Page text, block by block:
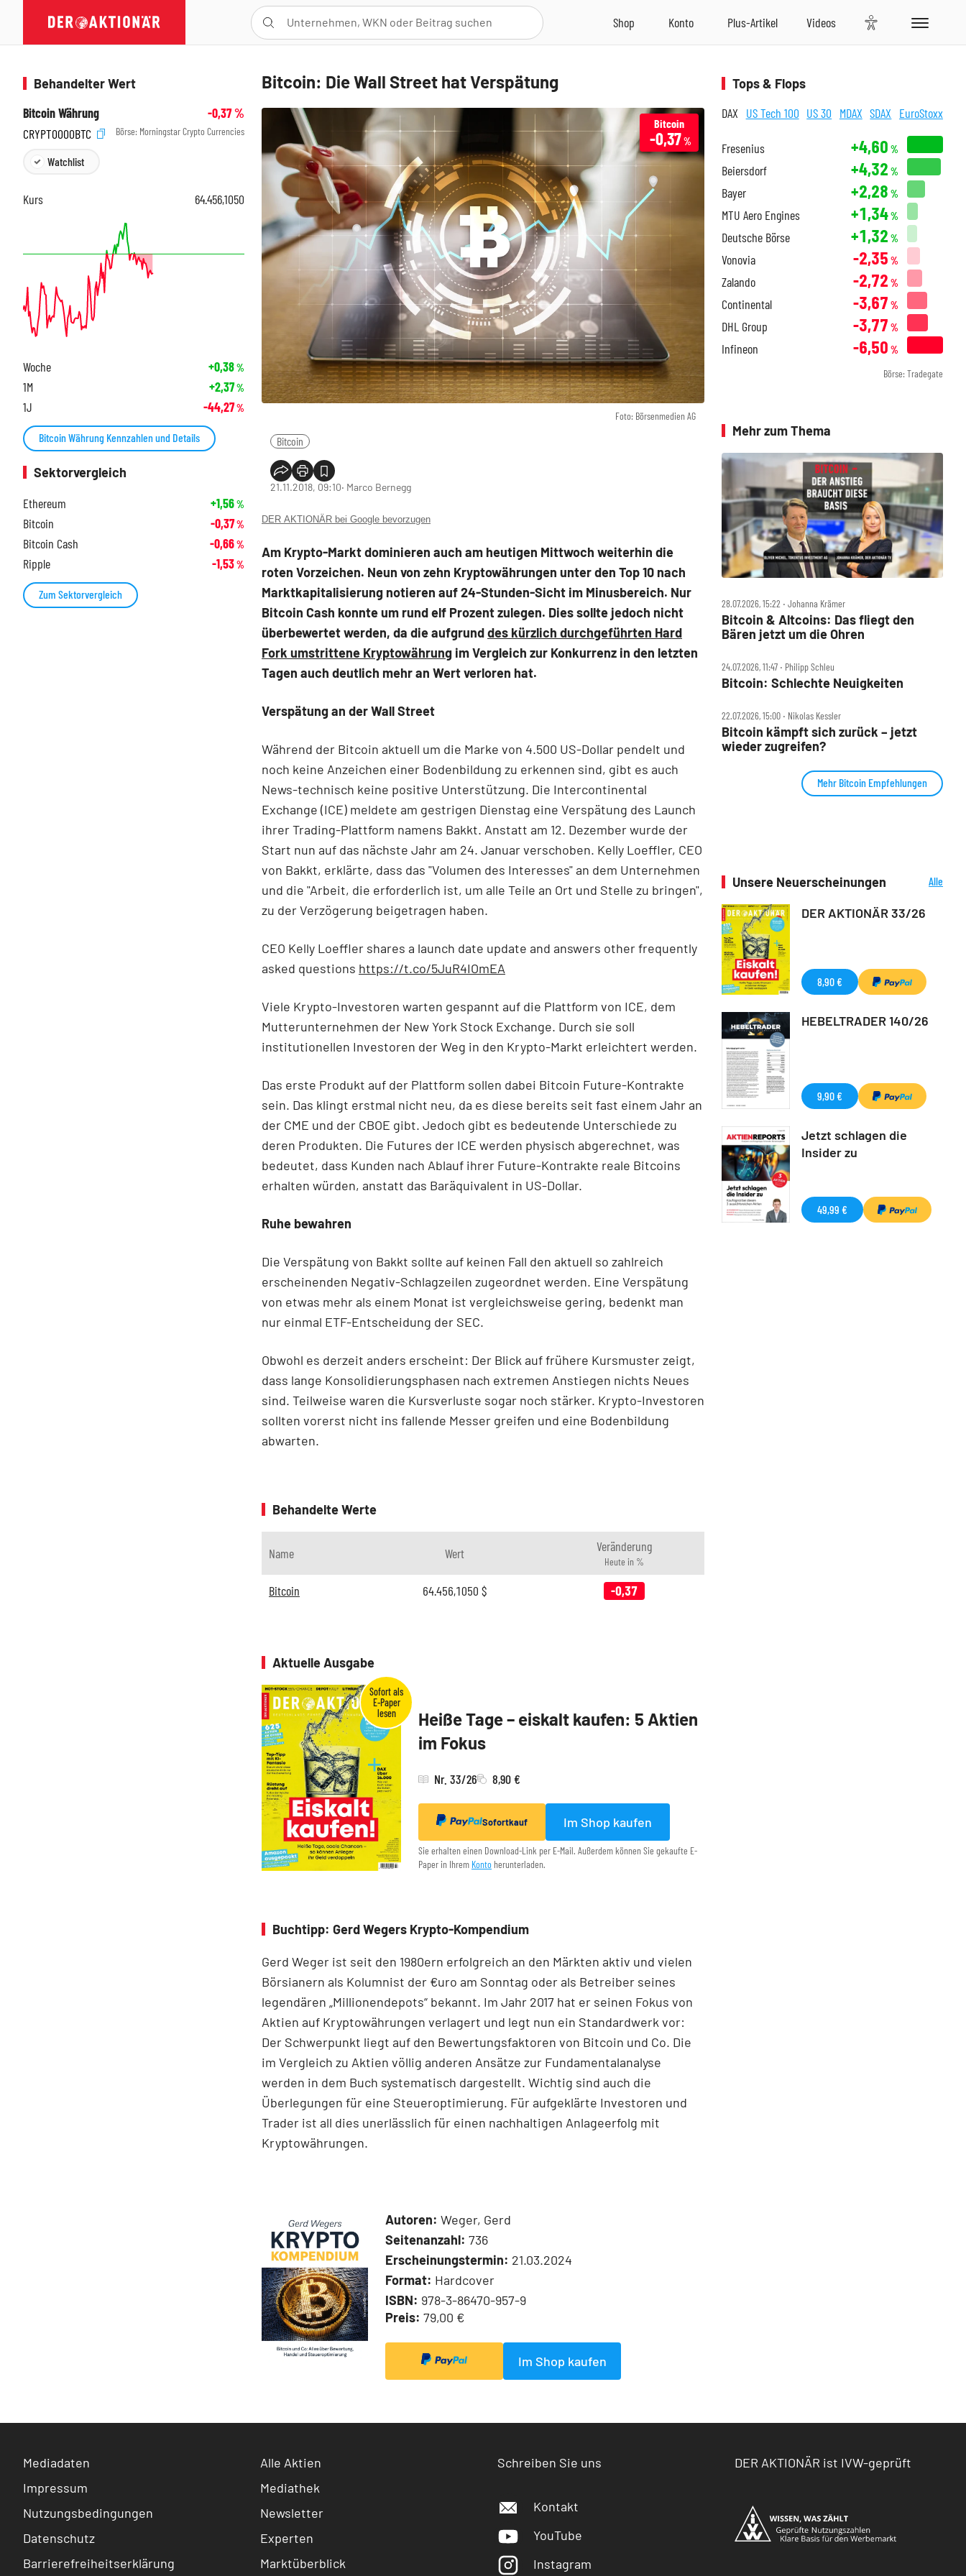
Bitcoin: Die Wall Street hat Verspätung
Foto: Börsenmedien AG
Bitcoin
-0,37%
Bitcoin
21.11.2018, 09:10‧ Marco Bernegg
DER AKTIONÄR bei Google bevorzugen
Am Krypto-Markt dominieren auch am heutigen Mittwoch weiterhin die
roten Vorzeichen. Neun von zehn Kryptowährungen unter den Top 10 nach
Marktkapitalisierung notieren auf 24-Stunden-Sicht im Minusbereich. Nur
Bitcoin Cash konnte um rund elf Prozent zulegen. Dies sollte jedoch nicht
überbewertet werden, da die aufgrunddes kürzlich durchgeführten Hard
Fork umstrittene Kryptowährung im Vergleich zur Konkurrenz in den letzten
Tagen auch deutlich mehr an Wert verloren hat.
Verspätung an der Wall Street
Während der Bitcoin aktuell um die Marke von 4.500 US-Dollar pendelt und
noch keine Anzeichen einer Bodenbildung zu erkennen sind, gibt es auch
News-technisch keine positive Unterstützung. Die Intercontinental
Exchange (ICE) meldete am gestrigen Dienstag eine Verspätung des Launch
ihrer Trading-Plattform namens Bakkt. Anstatt am 12. Dezember wurde der
Start nun auf das nächste Jahr am 24. Januar verschoben. Kelly Loeffler, CEO
von Bakkt, erklärte, dass das "Volumen des Interesses" an dem Unternehmen
und die "Arbeit, die erforderlich ist, um alle Teile an Ort und Stelle zu bringen",
zu der Verzögerung beigetragen haben.
CEO Kelly Loeffler shares a launch date update and answers other frequently
asked questions https://t.co/5JuR4IOmEA
Viele Krypto-Investoren warten gespannt auf die Plattform von ICE, dem
Mutterunternehmen der New York Stock Exchange. Durch sie soll
institutionellen Investoren der Weg in den Krypto-Markt erleichtert werden.
Das erste Produkt auf der Plattform sollen dabei Bitcoin Future-Kontrakte
sein. Das klingt erstmal nicht neu, da es diese bereits seit fast einem Jahr an
der CME und der CBOE gibt. Jedoch gibt es bedeutende Unterschiede zu
deren Produkten. Die Futures der ICE werden physisch abgerechnet, was
bedeutet, dass Kunden nach Ablauf ihrer Future-Kontrakte reale Bitcoins
erhalten würden, anstatt das Baräquivalent in US-Dollar.
Ruhe bewahren
Die Verspätung von Bakkt sollte auf keinen Fall den aktuell so zahlreich
erscheinenden Negativ-Schlagzeilen zugeordnet werden. Eine Verspätung
von etwas mehr als einem Monat ist vergleichsweise gering, bedenkt man
nur einmal ETF-Entscheidung der SEC.
Obwohl es derzeit anders erscheint: Der Blick auf frühere Kursmuster zeigt,
dass lange Konsolidierungsphasen nach extremen Anstiegen nichts Neues
sind. Teilweise waren die Kursverluste sogar noch stärker. Krypto-Investoren
sollten vorerst nicht ins fallende Messer greifen und eine Bodenbildung
abwarten.
Behandelte Werte
Name Wert Veränderung
Heute in %
Bitcoin 64.456,1050 $ -0,37
Aktuelle Ausgabe
Heiße Tage – eiskalt kaufen: 5 Aktien
im Fokus
Nr. 33/26 8,90 €
Sofortkauf Im Shop kaufen
Sie erhalten einen Download-Link per E-Mail. Außerdem können Sie gekaufte E-
Paper in Ihrem Konto herunterladen.
Buchtipp: Gerd Wegers Krypto-Kompendium
Gerd Weger ist seit den 1980ern erfolgreich an den Märkten aktiv und vielen
Börsianern als Kolumnist der €uro am Sonntag oder als Betreiber seines
legendären „Millionen­depots“ bekannt. Im Jahr 2017 hat er seinen Fokus von
Aktien auf Kryptowährungen verlagert und legt nun ein Standardwerk vor:
Der Schwerpunkt liegt auf den Bewertungsfaktoren von Bitcoin und Co. Die
im Ver­gleich zu Aktien völlig anderen Ansätze zur Fundamentalanalyse
werden in dem Buch systematisch dargestellt. Wichtig sind auch die
Überlegungen für eine Steueroptimierung. Für aufgeklärte Investoren und
Trader ist all dies unerlässlich für einen nachhaltigen Anlageerfolg mit
Kryptowährungen.
Autoren: Weger, Gerd
Seitenanzahl: 736
Erscheinungstermin: 21.03.2024
Format: Hardcover
ISBN: 978-3-86470-957-9
Preis: 79,00 €
Im Shop kaufen
Behandelter Wert
Bitcoin Währung
-0,37%
CRYPT0000BTC
Börse: Morningstar Crypto Currencies
Watchlist
Kurs 64.456,1050
Woche +0,38%
1M +2,37%
1J -44,27%
Bitcoin Währung Kennzahlen und Details
Sektorvergleich
Ethereum
+1,56%
Bitcoin -0,37%
Bitcoin Cash -0,66%
Ripple -1,53%
Zum Sektorvergleich
Tops & Flops
DAX US Tech 100 US 30 MDAX SDAX EuroStoxx
Fresenius +4,60 %
Beiersdorf +4,32 %
Bayer +2,28 %
MTU Aero Engines +1,34%
Deutsche Börse +1,32 %
Vonovia -2,35 %
Zalando -2,72 %
Continental -3,67 %
DHL Group -3,77 %
Infineon -6,50 %
Börse: Tradegate
Mehr zum Thema
28.07.2026, 15:22 ‧ Johanna Krämer
Bitcoin & Altcoins: Das fliegt den
Bären jetzt um die Ohren
24.07.2026, 11:47 ‧ Philipp Schleu
Bitcoin: Schlechte Neuigkeiten
22.07.2026, 15:00 ‧ Nikolas Kessler
Bitcoin kämpft sich zurück – jetzt
wieder zugreifen?
Mehr Bitcoin Empfehlungen
Unsere Neuerscheinungen
Alle
DER AKTIONÄR 33/26
8,90 €
HEBELTRADER 140/26
9,90 €
Jetzt schlagen die
Insider zu
49,99 €
Mediadaten
Impressum
Nutzungsbedingungen
Datenschutz
Barrierefreiheitserklärung
Alle Aktien
Mediathek
Newsletter
Experten
Marktüberblick
Schreiben Sie uns
Kontakt
YouTube
Instagram
DER AKTIONÄR ist IVW-geprüft